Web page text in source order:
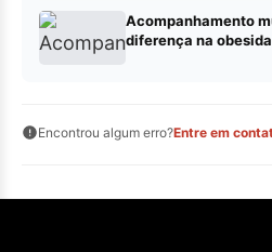
Acompanhamento
diferença na
Encontrou algum erro?Entre em